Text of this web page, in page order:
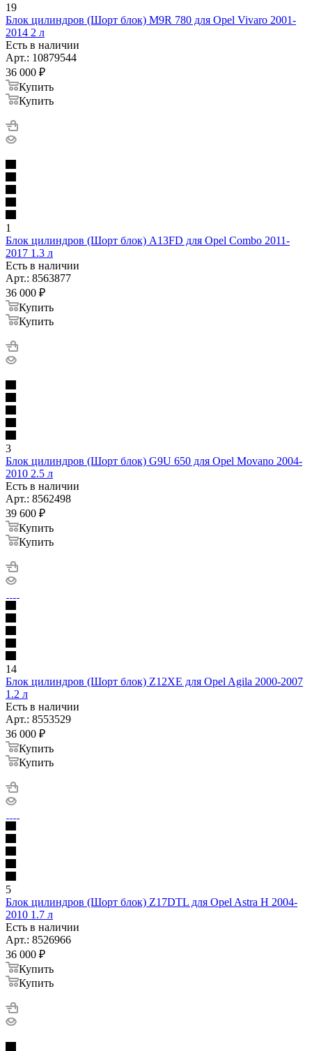
19
Блок цилиндров (Шорт блок) M9R 780 для Opel Vivaro 2001-
2014 2 л
Есть в наличии
Арт.: 10879544
36 000 ₽
Купить
Купить
1
Блок цилиндров (Шорт блок) A13FD для Opel Combo 2011-
2017 1.3 л
Есть в наличии
Арт.: 8563877
36 000 ₽
Купить
Купить
3
Блок цилиндров (Шорт блок) G9U 650 для Opel Movano 2004-
2010 2.5 л
Есть в наличии
Арт.: 8562498
39 600 ₽
Купить
Купить
14
Блок цилиндров (Шорт блок) Z12XE для Opel Agila 2000-2007
1.2 л
Есть в наличии
Арт.: 8553529
36 000 ₽
Купить
Купить
5
Блок цилиндров (Шорт блок) Z17DTL для Opel Astra H 2004-
2010 1.7 л
Есть в наличии
Арт.: 8526966
36 000 ₽
Купить
Купить